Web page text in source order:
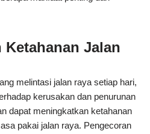
Ketahanan Jalan
melintasi jalan raya setiap hari,
kerusakan dan penurunan
dapat meningkatkan ketahanan
pakai jalan raya. Pengecoran